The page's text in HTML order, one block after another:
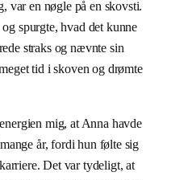
var en nøgle på en skovsti.
spurgte, hvad det kunne
straks og nævnte sin
tid i skoven og drømte
mig, at Anna havde
år, fordi hun følte sig
Det var tydeligt, at